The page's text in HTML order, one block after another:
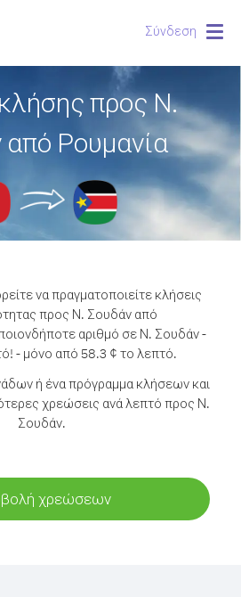
Σύνδεση
προς Ν.
Ρουμανία
να πραγματοποιείτε κλήσεις
προς Ν. Σουδάν από
αριθμό σε Ν. Σουδάν -
- μόνο από 58.3 ¢ το λεπτό.
ή ένα πρόγραμμα κλήσεων και
χρεώσεις ανά λεπτό προς Ν.
Σουδάν.
χρεώσεων